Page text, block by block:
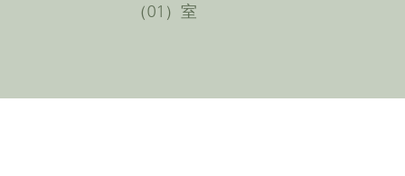
（01）室